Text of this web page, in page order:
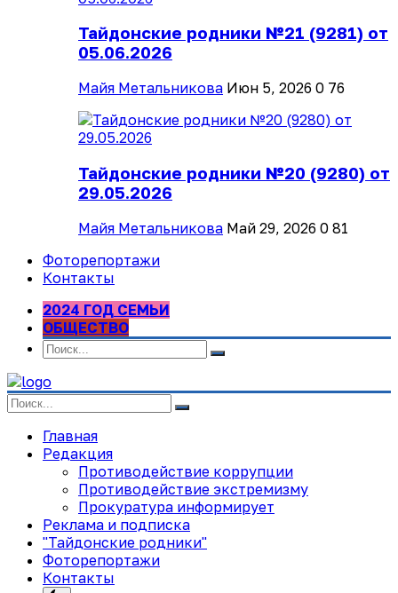
Тайдонские родники №21 (9281) от
05.06.2026
Майя Метальникова Июн 5, 2026 0 76
Тайдонские родники №20 (9280) от
29.05.2026
Майя Метальникова Май 29, 2026 0 81
Фоторепортажи
Контакты
2024 ГОД СЕМЬИ
ОБЩЕСТВО
Главная
Редакция
Противодействие коррупции
Противодействие экстремизму
Прокуратура информирует
Реклама и подписка
"Тайдонские родники"
Фоторепортажи
Контакты